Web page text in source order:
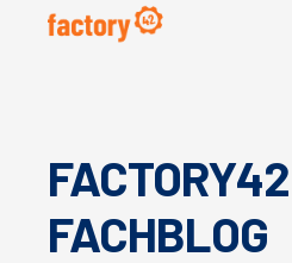
FACTORY42
FACHBLOG